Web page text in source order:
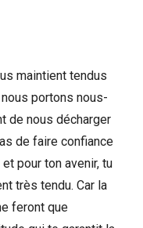
maintient tendus
portons nous-
de nous décharger
de faire confiance
et pour ton avenir, tu
très tendu. Car la
feront que